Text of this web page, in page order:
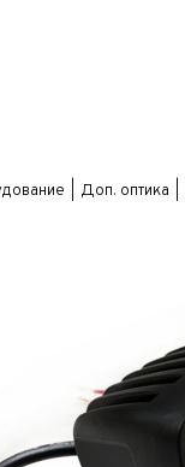
Доп. оптика